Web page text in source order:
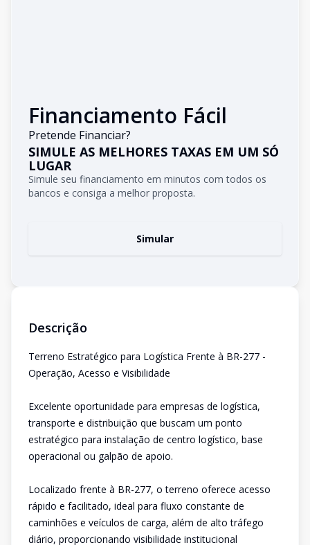
Financiamento Fácil
Pretende Financiar?
SIMULE AS MELHORES TAXAS EM UM SÓ
LUGAR
Simule seu financiamento em minutos com todos os
bancos e consiga a melhor proposta.
Simular
Descrição
Terreno Estratégico para Logística Frente à BR-277 -
Operação, Acesso e Visibilidade
Excelente oportunidade para empresas de logística,
transporte e distribuição que buscam um ponto
estratégico para instalação de centro logístico, base
operacional ou galpão de apoio.
Localizado frente à BR-277, o terreno oferece acesso
rápido e facilitado, ideal para fluxo constante de
caminhões e veículos de carga, além de alto tráfego
diário, proporcionando visibilidade institucional